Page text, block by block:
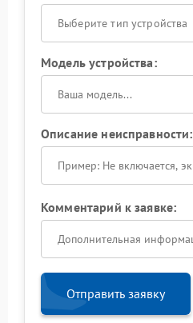
Выберите тип устройства
Модель устройства:
Описание неисправности:
Комментарий к заявке:
Отправить заявку